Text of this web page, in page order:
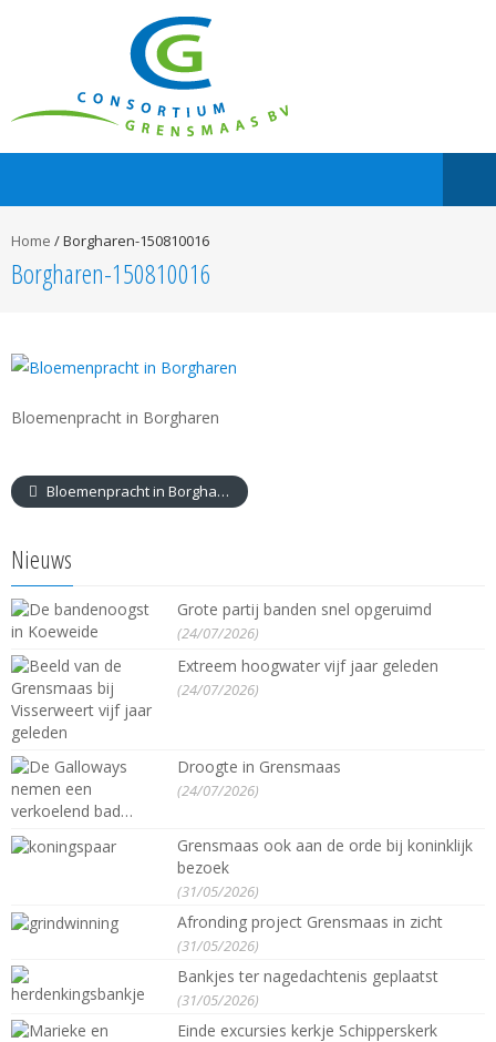
Home /Borgharen-150810016
Borgharen-150810016
Bloemenpracht in Borgharen
Bloemenpracht in Borgharen
Nieuws
Grote partij banden snel opgeruimd
(24/07/2026)
Extreem hoogwater vijf jaar geleden
(24/07/2026)
Droogte in Grensmaas
(24/07/2026)
Grensmaas ook aan de orde bij koninklijk
bezoek
(31/05/2026)
Afronding project Grensmaas in zicht
(31/05/2026)
Bankjes ter nagedachtenis geplaatst
(31/05/2026)
Einde excursies kerkje Schipperskerk